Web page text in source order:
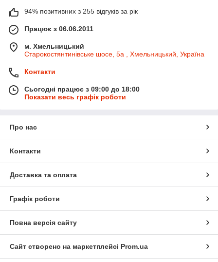
94% позитивних з 255 відгуків за рік
Працює з 06.06.2011
м. Хмельницький
Старокостянтинівське шосе, 5а , Хмельницький, Україна
Контакти
Сьогодні працює з 09:00 до 18:00
Показати весь графік роботи
Про нас
Контакти
Доставка та оплата
Графік роботи
Повна версія сайту
Сайт створено на маркетплейсі Prom.ua